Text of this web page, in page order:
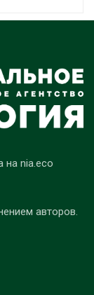
на nia.eco
авторов.